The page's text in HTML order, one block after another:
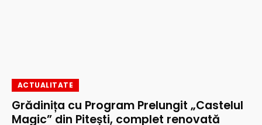
ACTUALITATE
Grădinița cu Program Prelungit „Castelul
Magic” din Pitești, complet renovată